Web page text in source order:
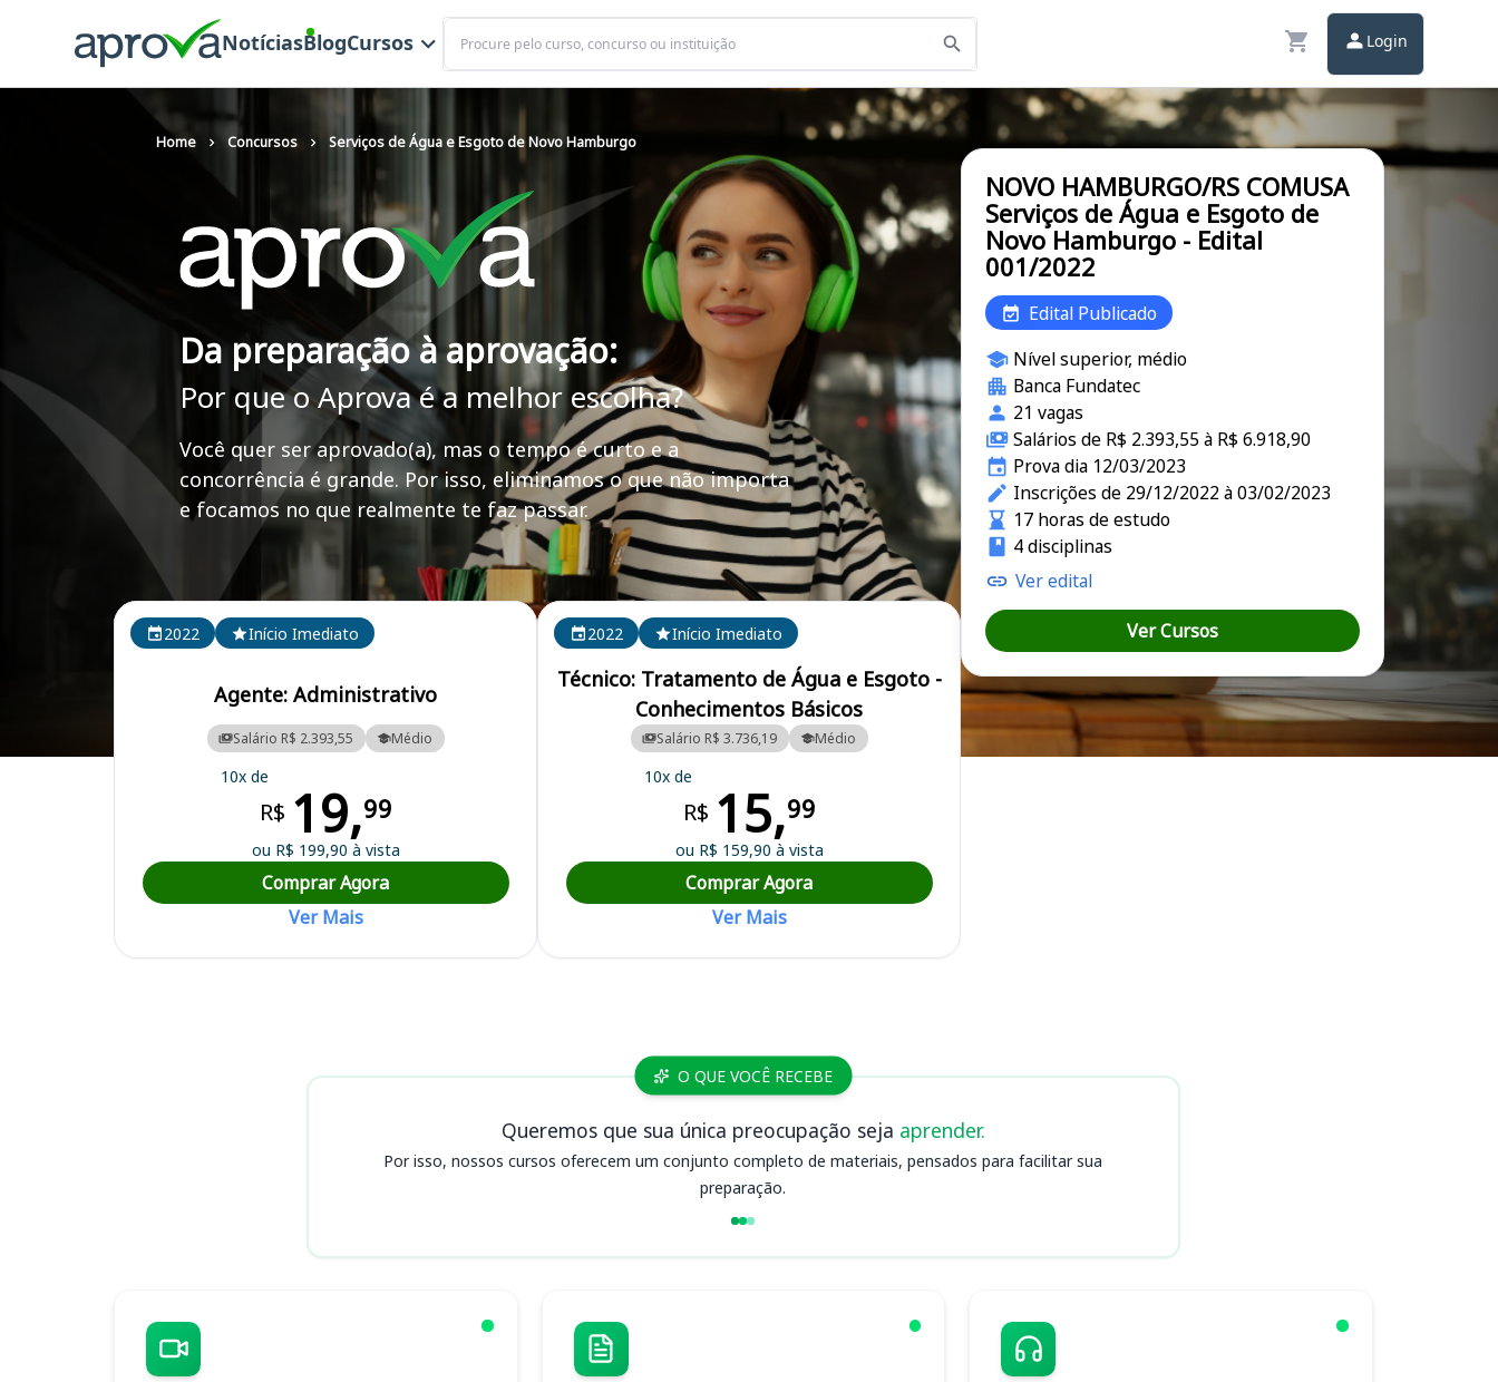
NotíciasBlogCursos
Buscar
Login
Home Concursos Serviços de Água e Esgoto de Novo Hamburgo
Da preparação à aprovação:
Por que o Aprova é a melhor escolha?
Você quer ser aprovado(a), mas o tempo é curto e a
concorrência é grande. Por isso, eliminamos o que não importa
e focamos no que realmente te faz passar.
Curso Preparatório para o Concurso COMUSA - Serviços de Água e Esgoto de Novo Hamburgo
Cursos em destaque para passar no concurso COMUSA
2022
Início Imediato
Agente: Administrativo
Salário R$ 2.393,55 Médio
10x de
R$ 19,99
ou R$ 199,90 à vista
Comprar Agora
Ver Mais
2022 Início Imediato
Técnico: Tratamento de Água e Esgoto -
Conhecimentos Básicos
Salário R$ 3.736,19 Médio
10x de
R$ 15,99
ou R$ 159,90 à vista
Comprar Agora
Ver Mais
NOVO HAMBURGO/RS COMUSA
Serviços de Água e Esgoto de
Novo Hamburgo - Edital
001/2022
Edital Publicado
Nível superior, médio
Banca Fundatec
21 vagas
Salários de R$ 2.393,55 à R$ 6.918,90
Prova dia 12/03/2023
Inscrições de 29/12/2022 à 03/02/2023
17 horas de estudo
4 disciplinas
Ver edital
Ver Cursos
Cursos COMUSA O QUE VOCÊ RECEBE
Queremos que sua única preocupação seja aprender.
Por isso, nossos cursos oferecem um conjunto completo de materiais, pensados para facilitar sua
preparação.